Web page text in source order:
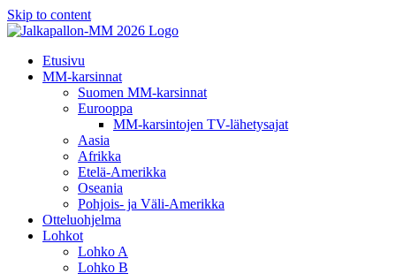
Skip to content
Etusivu
MM-karsinnat
Suomen MM-karsinnat
Eurooppa
MM-karsintojen TV-lähetysajat
Aasia
Afrikka
Etelä-Amerikka
Oseania
Pohjois- ja Väli-Amerikka
Otteluohjelma
Lohkot
Lohko A
Lohko B